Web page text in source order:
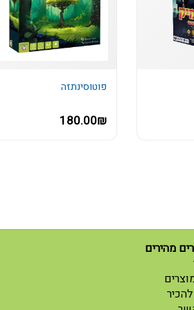
פוטוסינתזה
180.00₪
מהירים
(current)